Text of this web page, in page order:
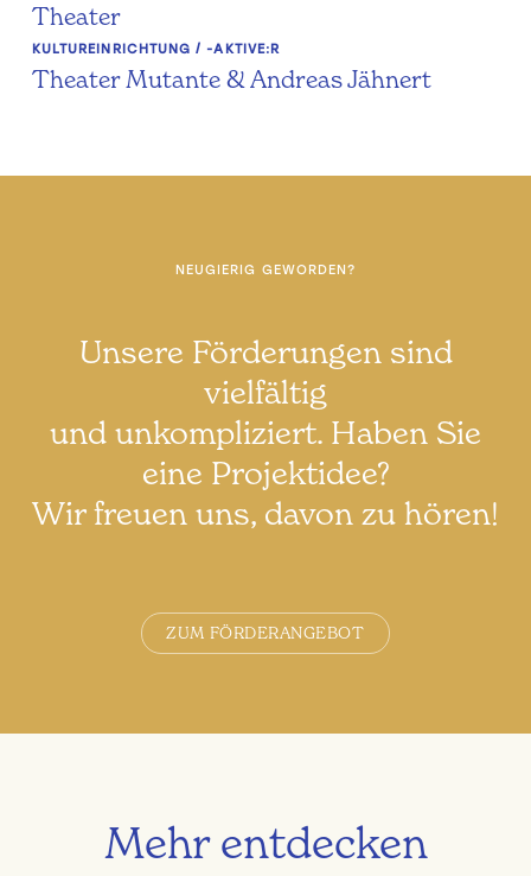
Theater
KULTUREINRICHTUNG / -AKTIVE:R
Theater Mutante & Andreas Jähnert
NEUGIERIG GEWORDEN?
Unsere Förderungen sind
vielfältig
und unkompliziert. Haben Sie
eine Projektidee?
Wir freuen uns, davon zu hören!
ZUM FÖRDERANGEBOT
Mehr entdecken